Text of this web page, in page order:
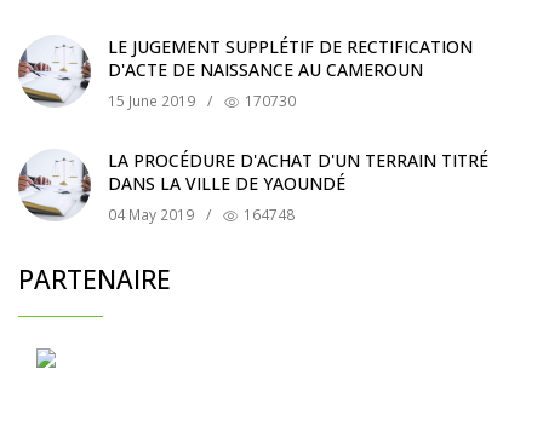
LE JUGEMENT SUPPLÉTIF DE RECTIFICATION
D'ACTE DE NAISSANCE AU CAMEROUN
15 June 2019 / 170730
LA PROCÉDURE D'ACHAT D'UN TERRAIN TITRÉ
DANS LA VILLE DE YAOUNDÉ
04 May 2019 / 164748
PARTENAIRE